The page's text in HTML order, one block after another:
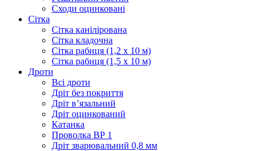
Сходи оцинковані
Сітка
Сітка канілірована
Сітка кладочна
Сітка рабиця (1,2 x 10 м)
Сітка рабиця (1,5 x 10 м)
Дроти
Всі дроти
Дріт без покриття
Дріт в’язальний
Дріт оцинкований
Катанка
Проволка ВР 1
Дріт зварювальний 0,8 мм